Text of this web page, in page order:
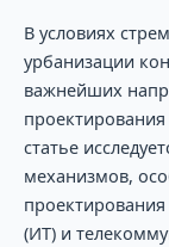
В условиях
урбанизации
важнейших
статье
механизмов,
(ИТ) и